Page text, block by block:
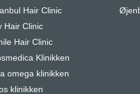
Hair Clinic
Hair Clinic
Hair Clinic
Klinikken
omega klinikken
klinikken